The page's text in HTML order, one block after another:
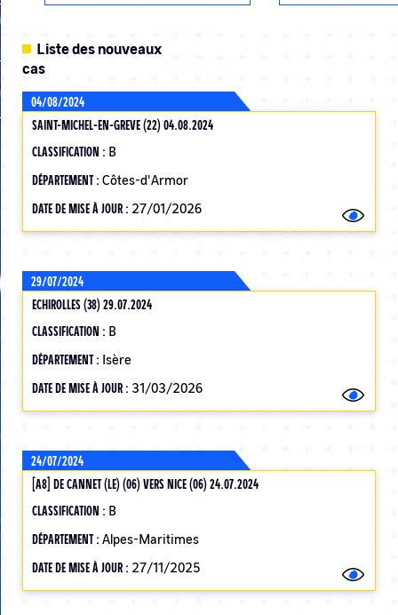
RECHERCHE AVANCÉE
Liste des nouveaux
cas
04/08/2024
SAINT-MICHEL-EN-GREVE (22) 04.08.2024
CLASSIFICATION : B
DÉPARTEMENT : Côtes-d'Armor
DATE DE MISE À JOUR : 27/01/2026
29/07/2024
ECHIROLLES (38) 29.07.2024
CLASSIFICATION : B
DÉPARTEMENT : Isère
DATE DE MISE À JOUR : 31/03/2026
24/07/2024
[A8] DE CANNET (LE) (06) VERS NICE (06) 24.07.2024
CLASSIFICATION : B
DÉPARTEMENT : Alpes-Maritimes
DATE DE MISE À JOUR : 27/11/2025